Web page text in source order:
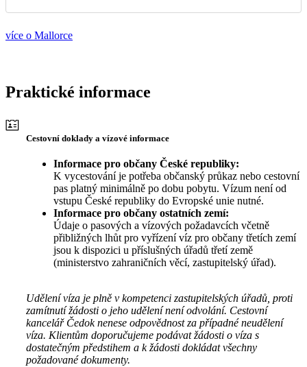
více o Mallorce
Praktické informace
Cestovní doklady a vízové informace
Informace pro občany České republiky:
K vycestování je potřeba občanský průkaz nebo cestovní
pas platný minimálně po dobu pobytu. Vízum není od
vstupu České republiky do Evropské unie nutné.
Informace pro občany ostatních zemí:
Údaje o pasových a vízových požadavcích včetně
přibližných lhůt pro vyřízení víz pro občany třetích zemí
jsou k dispozici u příslušných úřadů třetí země
(ministerstvo zahraničních věcí, zastupitelský úřad).
Udělení víza je plně v kompetenci zastupitelských úřadů, proti
zamítnutí žádosti o jeho udělení není odvolání. Cestovní
kancelář Čedok nenese odpovědnost za případné neudělení
víza. Klientům doporučujeme podávat žádosti o víza s
dostatečným předstihem a k žádosti dokládat všechny
požadované dokumenty.